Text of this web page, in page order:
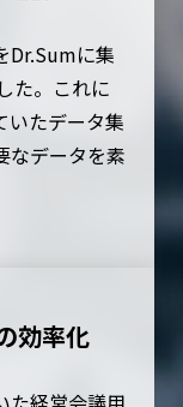
Dr.Sumに集
た。これに
いたデータ集
なデータを素
効率化